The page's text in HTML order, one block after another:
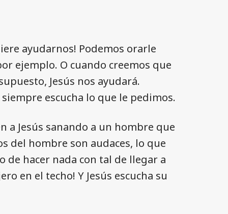
ayudarnos! Podemos orarle
ejemplo. O cuando creemos que
Jesús nos ayudará.
escucha lo que le pedimos.
a Jesús sanando a un hombre que
del hombre son audaces, lo que
de hacer nada con tal de llegar a
en el techo! Y Jesús escucha su